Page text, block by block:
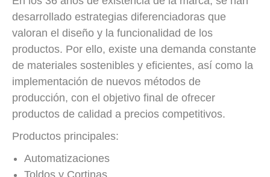
desarrollado estrategias diferenciadoras que
valoran el diseño y la funcionalidad de los
productos. Por ello, existe una demanda constante
de materiales sostenibles y eficientes, así como la
implementación de nuevos métodos de
producción, con el objetivo final de ofrecer
productos de calidad a precios competitivos.
Productos principales:
Automatizaciones
Toldos y Cortinas